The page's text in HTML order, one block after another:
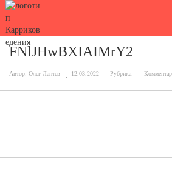
FNlJHwBXIAIMrY2
Автор: Олег Лаптев 12.03.2022 Рубрика: